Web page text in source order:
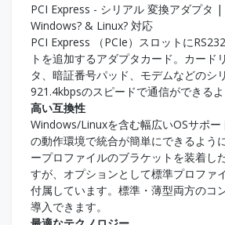
PCI Express - シリアル 変換アダプタ
Windows? & Linux? 対応
PCI Express （PCIe）スロットに
トを追加するアダプタカード。カード
タ、暗証番号パッド、モデムなどのシ
921.4kbpsのスピードで通信ができるよ
高い互換性
Windows/Linuxを含む幅広いOSサポー
の動作環境で統合が簡単にできるよう
ープロファイルのブラケットを装着し
すが、オプションとして標準プロファ
付属しています。標準・薄型両方のコ
導入できます。